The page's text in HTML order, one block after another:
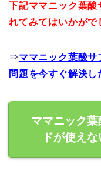
下記ママニック葉酸
れてみてはいかがで
⇒ママニック葉酸
問題を今すぐ解決し
ママニック
ドが使え